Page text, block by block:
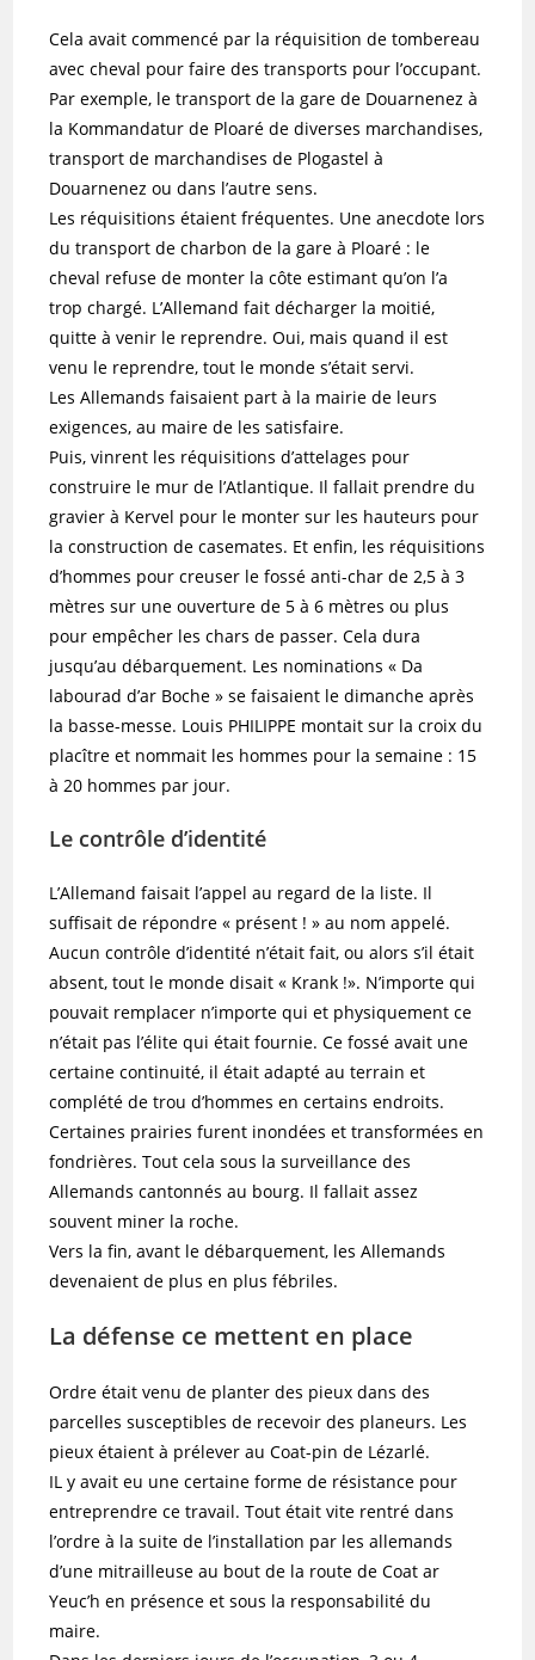
Cela avait commencé par la réquisition de tombereau
avec cheval pour faire des transports pour l’occupant.
Par exemple, le transport de la gare de Douarnenez à
la Kommandatur de Ploaré de diverses marchandises,
transport de marchandises de Plogastel à
Douarnenez ou dans l’autre sens.
Les réquisitions étaient fréquentes. Une anecdote lors
du transport de charbon de la gare à Ploaré : le
cheval refuse de monter la côte estimant qu’on l’a
trop chargé. L’Allemand fait décharger la moitié,
quitte à venir le reprendre. Oui, mais quand il est
venu le reprendre, tout le monde s’était servi.
Les Allemands faisaient part à la mairie de leurs
exigences, au maire de les satisfaire.
Puis, vinrent les réquisitions d’attelages pour
construire le mur de l’Atlantique. Il fallait prendre du
gravier à Kervel pour le monter sur les hauteurs pour
la construction de casemates. Et enfin, les réquisitions
d’hommes pour creuser le fossé anti-char de 2,5 à 3
mètres sur une ouverture de 5 à 6 mètres ou plus
pour empêcher les chars de passer. Cela dura
jusqu’au débarquement. Les nominations « Da
labourad d’ar Boche » se faisaient le dimanche après
la basse-messe. Louis PHILIPPE montait sur la croix du
placître et nommait les hommes pour la semaine : 15
à 20 hommes par jour.
Le contrôle d’identité
L’Allemand faisait l’appel au regard de la liste. Il
suffisait de répondre « présent ! » au nom appelé.
Aucun contrôle d’identité n’était fait, ou alors s’il était
absent, tout le monde disait « Krank !». N’importe qui
pouvait remplacer n’importe qui et physiquement ce
n’était pas l’élite qui était fournie. Ce fossé avait une
certaine continuité, il était adapté au terrain et
complété de trou d’hommes en certains endroits.
Certaines prairies furent inondées et transformées en
fondrières. Tout cela sous la surveillance des
Allemands cantonnés au bourg. Il fallait assez
souvent miner la roche.
Vers la fin, avant le débarquement, les Allemands
devenaient de plus en plus fébriles.
La défense ce mettent en place
Ordre était venu de planter des pieux dans des
parcelles susceptibles de recevoir des planeurs. Les
pieux étaient à prélever au Coat-pin de Lézarlé.
IL y avait eu une certaine forme de résistance pour
entreprendre ce travail. Tout était vite rentré dans
l’ordre à la suite de l’installation par les allemands
d’une mitrailleuse au bout de la route de Coat ar
Yeuc’h en présence et sous la responsabilité du
maire.